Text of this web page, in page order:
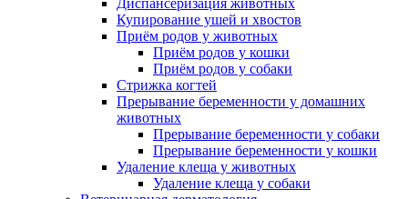
Диспансеризация животных
Купирование ушей и хвостов
Приём родов у животных
Приём родов у кошки
Приём родов у собаки
Стрижка когтей
Прерывание беременности у домашних
животных
Прерывание беременности у собаки
Прерывание беременности у кошки
Удаление клеща у животных
Удаление клеща у собаки